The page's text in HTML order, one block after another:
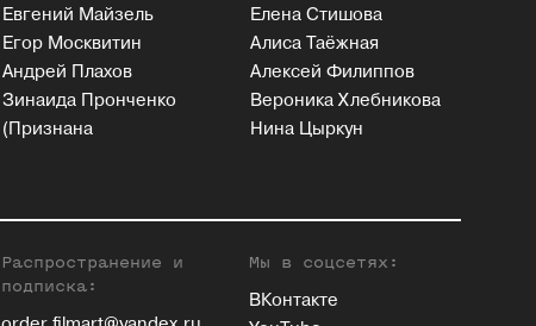
Евгений Майзель
Егор Москвитин
Андрей Плахов
Зинаида Пронченко
(Признана
Елена Стишова
Алиса Таёжная
Алексей Филиппов
Вероника Хлебникова
Нина Цыркун
Распространение и
подписка:
Мы в соцсетях:
ВКонтакте